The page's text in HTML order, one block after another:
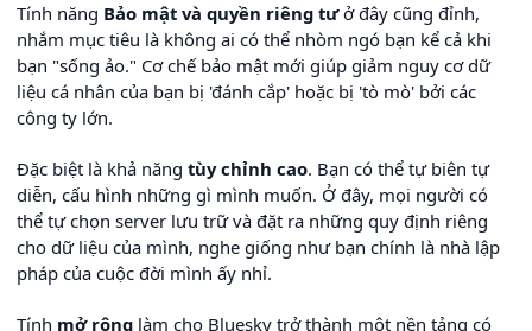
Tính năng Bảo mật và quyền riêng tưở đây cũng đỉnh,
nhắm mục tiêu là không ai có thể nhòm ngó bạn kể cả khi
bạn "sống ảo." Cơ chế bảo mật mới giúp giảm nguy cơ dữ
liệu cá nhân của bạn bị 'đánh cắp' hoặc bị 'tò mò' bởi các
công ty lớn.
Đặc biệt là khả năng tùy chỉnh cao. Bạn có thể tự biên tự
diễn, cấu hình những gì mình muốn. Ở đây, mọi người có
thể tự chọn server lưu trữ và đặt ra những quy định riêng
cho dữ liệu của mình, nghe giống như bạn chính là nhà lập
pháp của cuộc đời mình ấy nhỉ.
Tính mở rộng làm cho Bluesky trở thành một nền tảng có